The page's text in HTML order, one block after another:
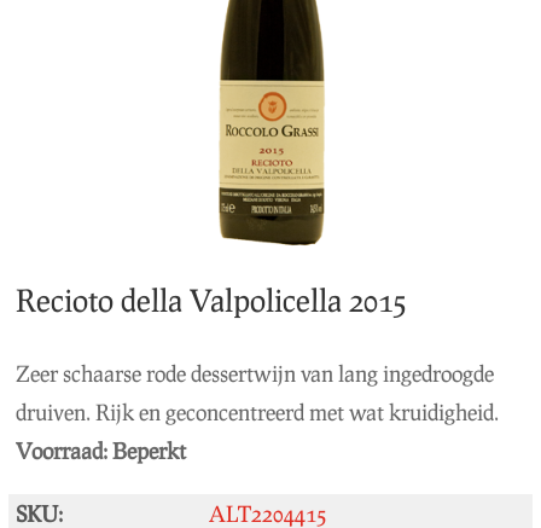
Recioto della Valpolicella 2015
Zeer schaarse rode dessertwijn van lang ingedroogde
druiven. Rijk en geconcentreerd met wat kruidigheid.
Voorraad:Beperkt
SKU:
ALT2204415